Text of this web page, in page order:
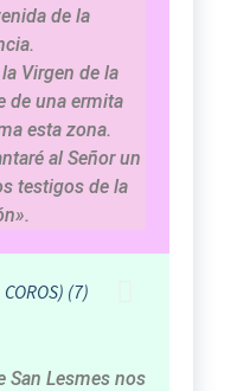
de la
Virgen de la
de una ermita
esta zona.
al Señor un
testigos de la
San Lesmes nos